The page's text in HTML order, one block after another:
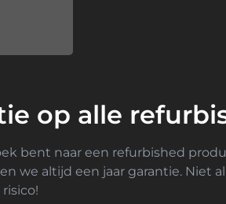
op alle
bent naar een refurbished
we altijd een jaar garantie. Niet